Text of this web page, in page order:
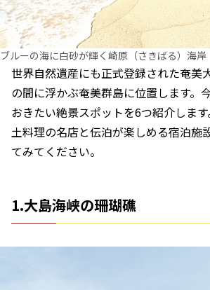
ブルーの海に白砂が輝く崎原（さきばる）海岸
世界自然遺産にも正式登録された奄美
の間に浮かぶ奄美群島に位置します。
おきたい絶景スポットを6つ紹介しま
土料理の名店と伝泊が楽しめる宿泊施
てみてください。
1.大島海峡の珊瑚礁